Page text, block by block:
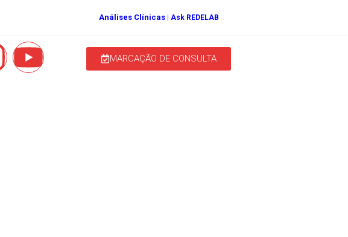
Análises Clínicas| Ask REDELAB
MARCAÇÃO DE CONSULTA